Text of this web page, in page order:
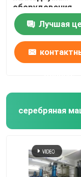
Свяжитесь мы
Новости
Серебряная
серебряная
оборудования
рафинировки
Лучшая
серебряная